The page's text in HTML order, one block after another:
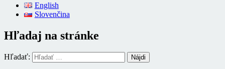
English
Slovenčina
Hľadaj na stránke
Hľadať: